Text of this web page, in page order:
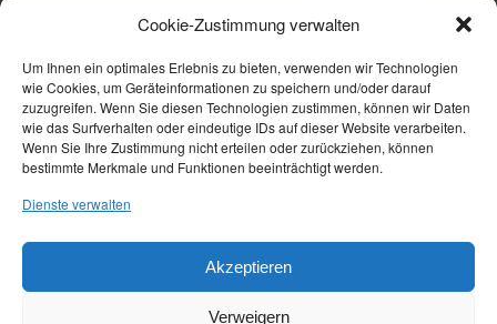
Cookie-Zustimmung verwalten
Um Ihnen ein optimales Erlebnis zu bieten, verwenden wir Technologien
wie Cookies, um Geräteinformationen zu speichern und/oder darauf
zuzugreifen. Wenn Sie diesen Technologien zustimmen, können wir Daten
wie das Surfverhalten oder eindeutige IDs auf dieser Website verarbeiten.
Wenn Sie Ihre Zustimmung nicht erteilen oder zurückziehen, können
bestimmte Merkmale und Funktionen beeinträchtigt werden.
Dienste verwalten
Akzeptieren
Verweigern
Donnerstag
12:00 - 14:00 Uhr
18:00 - 21:30 Uhr
Samstag 18:00 - 21:30 Uhr
Sonntag 18:00 - 20:30 Uhr